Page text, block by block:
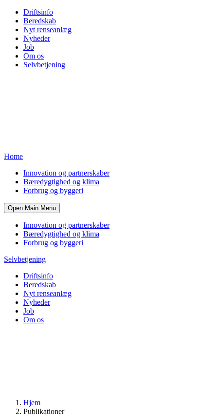
Driftsinfo
Beredskab
Nyt renseanlæg
Nyheder
Job
Om os
Selvbetjening
Home
Innovation og partnerskaber
Bæredygtighed og klima
Forbrug og byggeri
Open Main Menu
Innovation og partnerskaber
Bæredygtighed og klima
Forbrug og byggeri
Selvbetjening
Driftsinfo
Beredskab
Nyt renseanlæg
Nyheder
Job
Om os
Hjem
Publikationer